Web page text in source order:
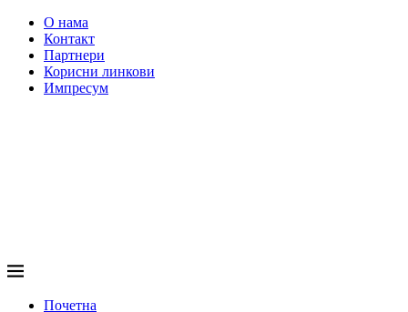
О нама
Контакт
Партнери
Корисни линкови
Импресум
Почетна